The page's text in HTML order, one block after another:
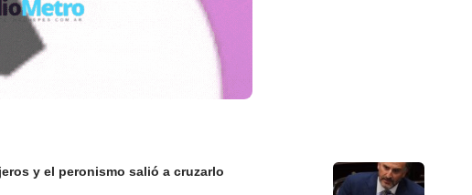
y el peronismo salió a cruzarlo